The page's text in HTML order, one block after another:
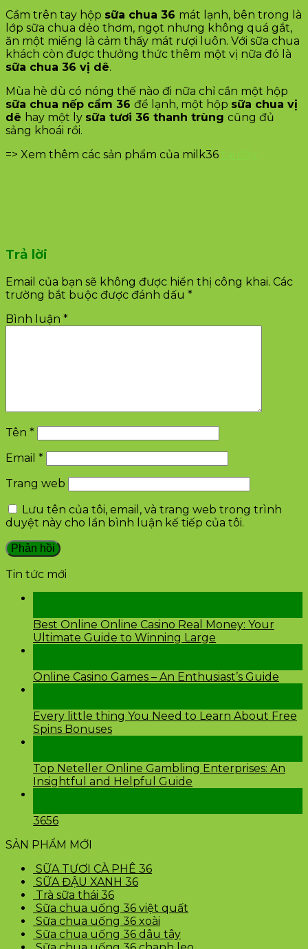
Cầm trên tay hộp sữa chua 36 mát lạnh, bên trong là
lớp sữa chua dẻo thơm, ngọt nhưng không quá gắt,
ăn một miếng là cảm thấy mát rượi luôn. Với sữa chua
khách còn được thưởng thức thêm một vị nữa đó là
sữa chua 36 vị dê.
Mùa hè dù có nóng thế nào đi nữa chỉ cần một hộp
sữa chua nếp cẩm 36 để lạnh, một hộp sữa chua vị
dê hay một ly sữa tươi 36 thanh trùng cũng đủ
sảng khoái rồi.
=> Xem thêm các sản phẩm của milk36
Trả lời
Email của bạn sẽ không được hiển thị công khai. Các
trường bắt buộc được đánh dấu *
Bình luận *
Tên *
Email *
Trang web
Lưu tên của tôi, email, và trang web trong trình
duyệt này cho lần bình luận kế tiếp của tôi.
Tin tức mới
Best Online Online Casino Real Money: Your
Ultimate Guide to Winning Large
Online Casino Games – An Enthusiast’s Guide
Every little thing You Need to Learn About Free
Spins Bonuses
Top Neteller Online Gambling Enterprises: An
Insightful and Helpful Guide
3656
SẢN PHẨM MỚI
SỮA TƯƠI CÀ PHÊ 36
SỮA ĐẬU XANH 36
Trà sữa thái 36
Sữa chua uống 36 việt quất
Sữa chua uống 36 xoài
Sữa chua uống 36 dâu tây